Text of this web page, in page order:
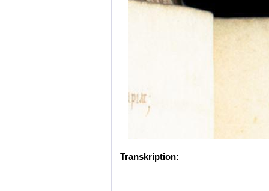
Transkription: